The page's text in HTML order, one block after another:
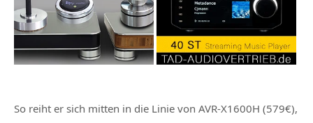
So reiht er sich mitten in die Linie von AVR-X1600H (579€),